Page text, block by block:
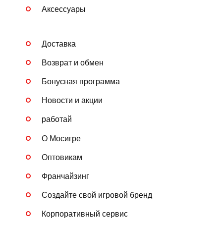
Аксессуары
Доставка
Возврат и обмен
Бонусная программа
Новости и акции
работай
О Мосигре
Оптовикам
Франчайзинг
Создайте свой игровой бренд
Корпоративный сервис